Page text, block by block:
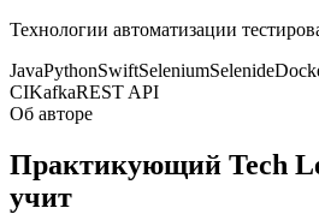
Технологии автоматизации
JavaPythonSwiftSeleniumSelenide
CIKafkaREST API
Об авторе
Практикующий Tech
учит